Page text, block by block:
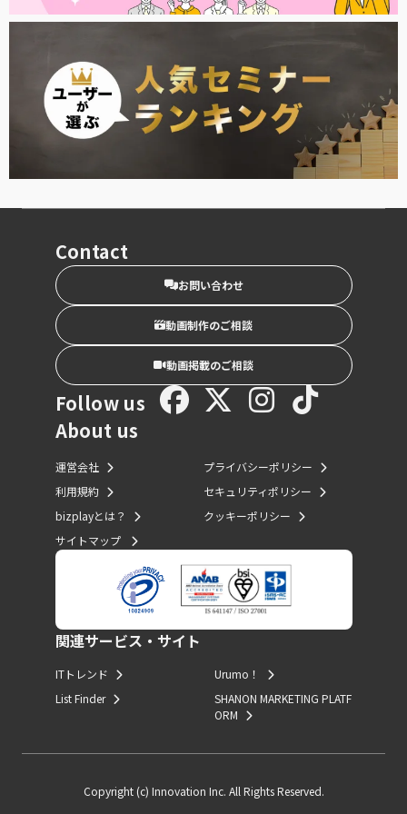
Contact
お問い合わせ
動画制作のご相談
動画掲載のご相談
Follow us
About us
運営会社
利用規約
bizplayとは？
サイトマップ
プライバシーポリシー
セキュリティポリシー
クッキーポリシー
関連サービス・サイト
ITトレンド
List Finder
Urumo！
SHANON MARKETING PLATF
ORM
Copyright (c) Innovation Inc. All Rights Reserved.